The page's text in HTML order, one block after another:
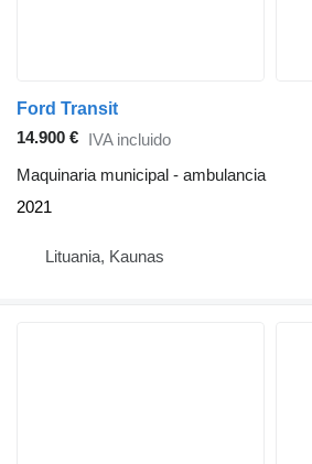
Ford Transit
14.900 € IVA incluido
Maquinaria municipal - ambulancia
2021
Lituania, Kaunas